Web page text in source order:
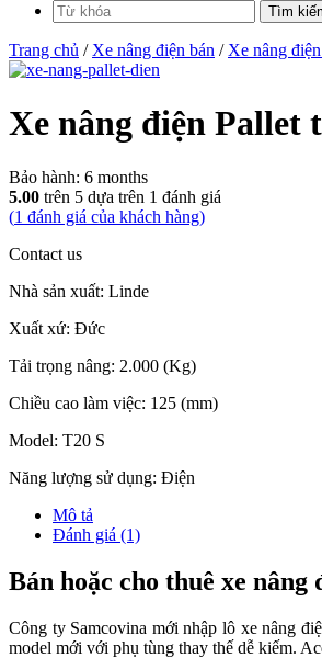
Trang chủ / Xe nâng điện bán / Xe nâng
Xe nâng điện Pallet
Bảo hành: 6 months
5.00 trên 5 dựa trên 1 đánh giá
(1 đánh giá của khách hàng)
Contact us
Nhà sản xuất: Linde
Xuất xứ: Đức
Tải trọng nâng: 2.000 (Kg)
Chiều cao làm việc: 125 (mm)
Model: T20 S
Năng lượng sử dụng: Điện
Mô tả
Đánh giá (1)
Bán hoặc cho thuê xe
Công ty Samcovina mới nhập lô xe nâng
model mới với phụ tùng thay thế dễ kiếm.